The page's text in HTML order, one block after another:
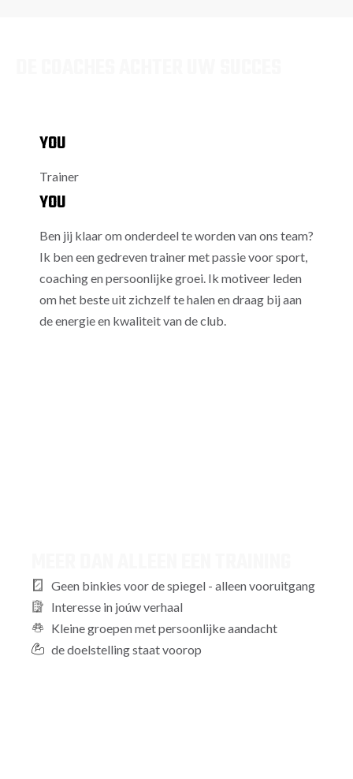
YOU
Trainer
YOU
Ben jij klaar om onderdeel te worden van ons team?
Ik ben een gedreven trainer met passie voor sport,
coaching en persoonlijke groei. Ik motiveer leden
om het beste uit zichzelf te halen en draag bij aan
de energie en kwaliteit van de club.
Geen binkies voor de spiegel - alleen vooruitgang
Interesse in joúw verhaal
Kleine groepen met persoonlijke aandacht
de doelstelling staat voorop